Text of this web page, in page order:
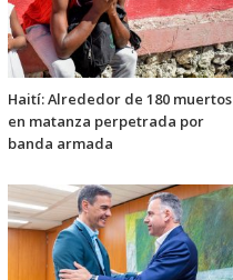
Haití: Alrededor de 180 muertos
en matanza perpetrada por
banda armada